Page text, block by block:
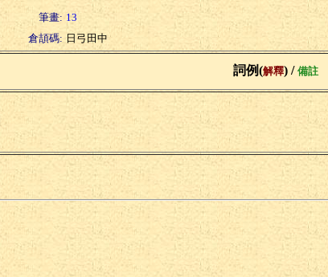
筆畫: 13
倉頡碼: 日弓田中
詞例(解釋) / 備註